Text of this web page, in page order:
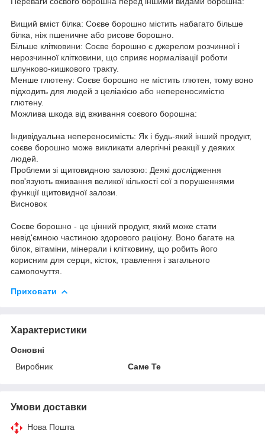
Вищий вміст білка: Соєве борошно містить набагато більше
білка, ніж пшеничне або рисове борошно.
Більше клітковини: Соєве борошно є джерелом розчинної і
нерозчинної клітковини, що сприяє нормалізації роботи
шлунково-кишкового тракту.
Менше глютену: Соєве борошно не містить глютен, тому воно
підходить для людей з целіакією або непереносимістю
глютену.
Можлива шкода від вживання соєвого борошна:
Індивідуальна непереносимість: Як і будь-який інший продукт,
соєве борошно може викликати алергічні реакції у деяких
людей.
Проблеми зі щитовидною залозою: Деякі дослідження
пов'язують вживання великої кількості сої з порушеннями
функції щитовидної залози.
Висновок
Соєве борошно - це цінний продукт, який може стати
невід'ємною частиною здорового раціону. Воно багате на
білок, вітаміни, мінерали і клітковину, що робить його
корисним для серця, кісток, травлення і загального
самопочуття.
Приховати
Характеристики
Основні
Виробник
Саме Те
Умови доставки
Нова Пошта